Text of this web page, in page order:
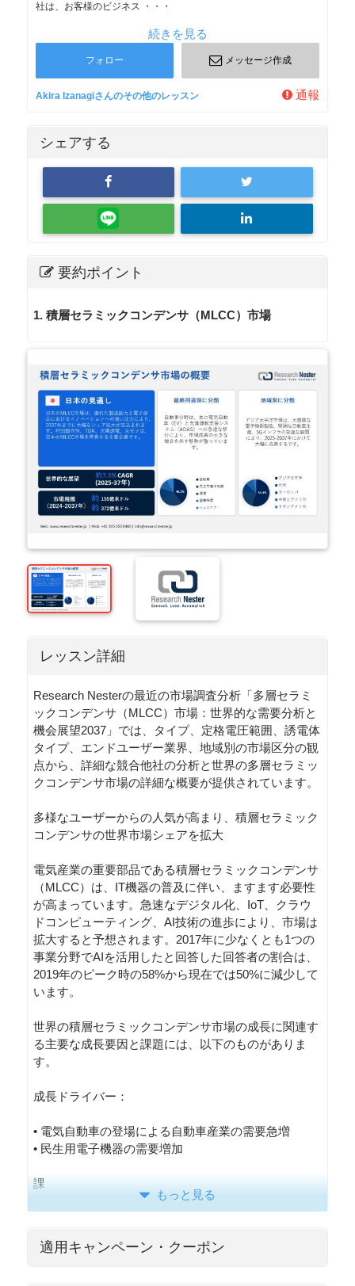
社は、お客様のビジネス ・・・
続きを見る
フォロー メッセージ作成
Akira Izanagiさんのその他のレッスン 通報
シェアする
要約ポイント
1. 積層セラミックコンデンサ（MLCC）市場
レッスン詳細
Research Nesterの最近の市場調査分析「多層セラミ
ックコンデンサ（MLCC）市場：世界的な需要分析と
機会展望2037」では、タイプ、定格電圧範囲、誘電体
タイプ、エンドユーザー業界、地域別の市場区分の観
点から、詳細な競合他社の分析と世界の多層セラミッ
クコンデンサ市場の詳細な概要が提供されています。
多様なユーザーからの人気が高まり、積層セラミック
コンデンサの世界市場シェアを拡大​​
電気産業の重要部品である積層セラミックコンデンサ
（MLCC）は、IT機器の普及に伴い、ますます必要性
が高まっています。急速なデジタル化、IoT、クラウ
ドコンピューティング、AI技術の進歩により、市場は
拡大すると予想されます。2017年に少なくとも1つの
事業分野でAIを活用したと回答した回答者の割合は、
2019年のピーク時の58%から現在では50%に減少して
います。
世界の積層セラミックコンデンサ市場の成長に関連す
る主要な成長要因と課題には、以下のものがありま
す。
成長ドライバー：
• 電気自動車の登場による自動車産業の需要急増
• 民生用電子機器の需要増加
課
もっと見る
適用キャンペーン・クーポン